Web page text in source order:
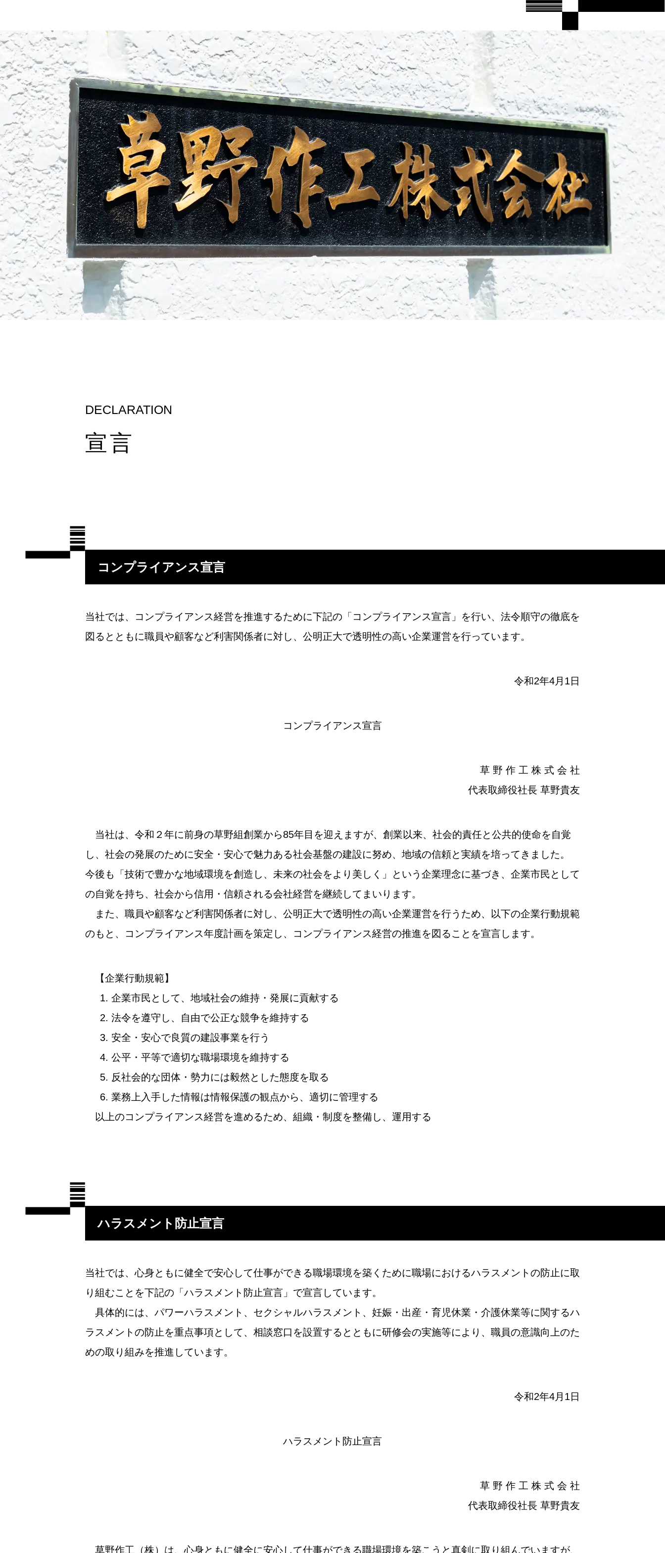
DECLARATION
宣言
コンプライアンス宣言
当社では、コンプライアンス経営を推進するために下記の「コンプライアンス宣言」を行い、法令順守の徹底を
図るとともに職員や顧客など利害関係者に対し、公明正大で透明性の高い企業運営を行っています。
令和2年4月1日
コンプライアンス宣言
草 野 作 工 株 式 会 社
代表取締役社長 草野貴友
当社は、令和２年に前身の草野組創業から85年目を迎えますが、創業以来、社会的責任と公共的使命を自覚
し、社会の発展のために安全・安心で魅力ある社会基盤の建設に努め、地域の信頼と実績を培ってきました。
今後も「技術で豊かな地域環境を創造し、未来の社会をより美しく」という企業理念に基づき、企業市民として
の自覚を持ち、社会から信用・信頼される会社経営を継続してまいります。
また、職員や顧客など利害関係者に対し、公明正大で透明性の高い企業運営を行うため、以下の企業行動規範
のもと、コンプライアンス年度計画を策定し、コンプライアンス経営の推進を図ることを宣言します。
【企業行動規範】
1. 企業市民として、地域社会の維持・発展に貢献する
2. 法令を遵守し、自由で公正な競争を維持する
3. 安全・安心で良質の建設事業を行う
4. 公平・平等で適切な職場環境を維持する
5. 反社会的な団体・勢力には毅然とした態度を取る
6. 業務上入手した情報は情報保護の観点から、適切に管理する
以上のコンプライアンス経営を進めるため、組織・制度を整備し、運用する
ハラスメント防止宣言
当社では、心身ともに健全で安心して仕事ができる職場環境を築くために職場におけるハラスメントの防止に取
り組むことを下記の「ハラスメント防止宣言」で宣言しています。
具体的には、パワーハラスメント、セクシャルハラスメント、妊娠・出産・育児休業・介護休業等に関するハ
ラスメントの防止を重点事項として、相談窓口を設置するとともに研修会の実施等により、職員の意識向上のた
めの取り組みを推進しています。
令和2年4月1日
ハラスメント防止宣言
草 野 作 工 株 式 会 社
代表取締役社長 草野貴友
草野作工（株）は、心身ともに健全に安心して仕事ができる職場環境を築こうと真剣に取り組んでいますが、